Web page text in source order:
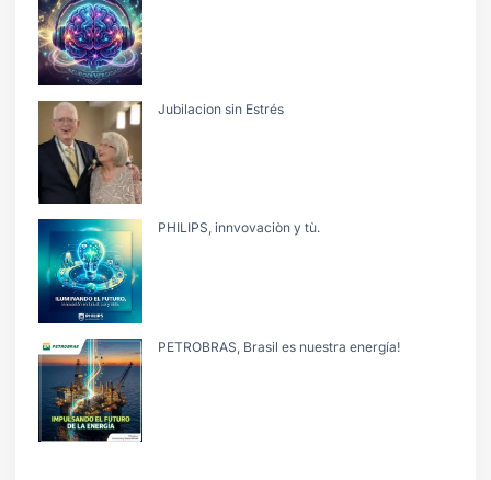
Jubilacion sin Estrés
PHILIPS, innvovaciòn y tù.
PETROBRAS, Brasil es nuestra energía!